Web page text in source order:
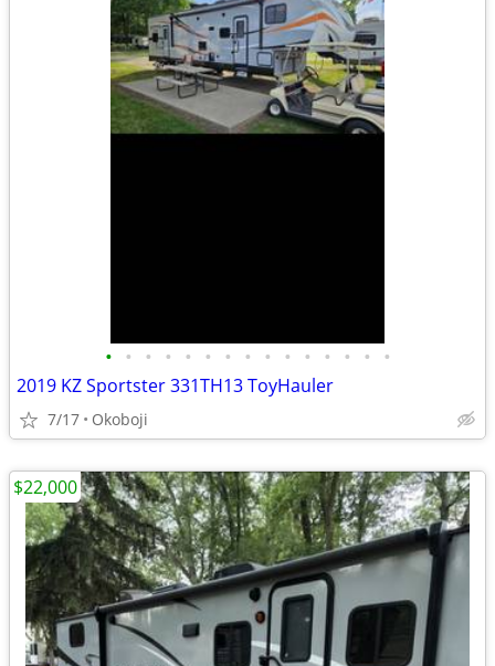
• • • • • • • • • • • • • • •
2019 KZ Sportster 331TH13 ToyHauler
7/17 Okoboji
$22,000